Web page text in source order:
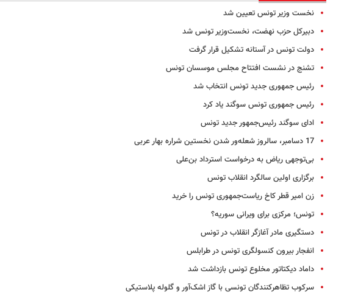
نخست وزیر تونس تعیین شد
دبیرکل حزب نهضت، نخست‌وزیر تونس شد
دولت تونس در آستانه تشکیل قرار گرفت
تشنج در نشست افتتاح مجلس موسسان تونس
رئیس جمهوری جدید تونس انتخاب شد
رئیس جمهوری تونس سوگند یاد کرد
ادای سوگند رئیس‌جمهور جدید تونس
17 دسامبر، سالروز شعله‌ور شدن نخستین شراره بهار عربی
بی‌توجهی ریاض به درخواست استرداد بن‌علی
برگزاری اولین سالگرد انقلاب تونس
زن امیر قطر کاخ‌ ریاست‌جمهوری تونس را خرید
تونس؛ مرکزی برای ویرانی سوریه؟
دستگیری مادر آغازگر انقلاب در تونس
انفجار بیرون کنسولگری تونس در طرابلس
داماد دیکتاتور مخلوع تونس بازداشت شد
سرکوب تظاهرکنندگان تونسی‌ با گاز اشک‌آور و گلوله پلاستیکی